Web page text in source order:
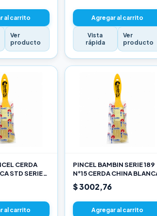
al carrito
Ver
producto
Agregar al carrito
Vista
rápida
Ver
producto
CERDA
STD SERIE
al carrito
PINCEL BAMBIN SERIE 189
N°15 CERDA CHINA
$ 3002,76
Agregar al carrito